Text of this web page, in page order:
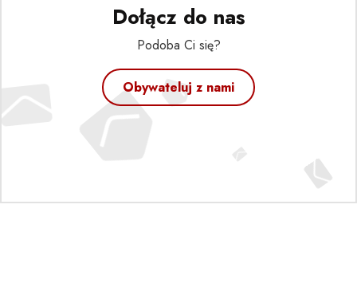
Dołącz do nas
Podoba Ci się?
Obywateluj z nami